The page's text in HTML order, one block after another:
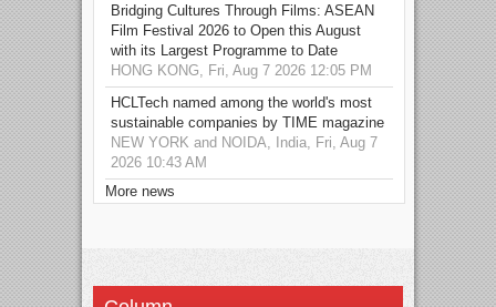
Bridging Cultures Through Films: ASEAN
Film Festival 2026 to Open this August
with its Largest Programme to Date
HONG KONG, Fri, Aug 7 2026 12:05 PM
HCLTech named among the world's most
sustainable companies by TIME magazine
NEW YORK and NOIDA, India, Fri, Aug 7
2026 10:43 AM
More news